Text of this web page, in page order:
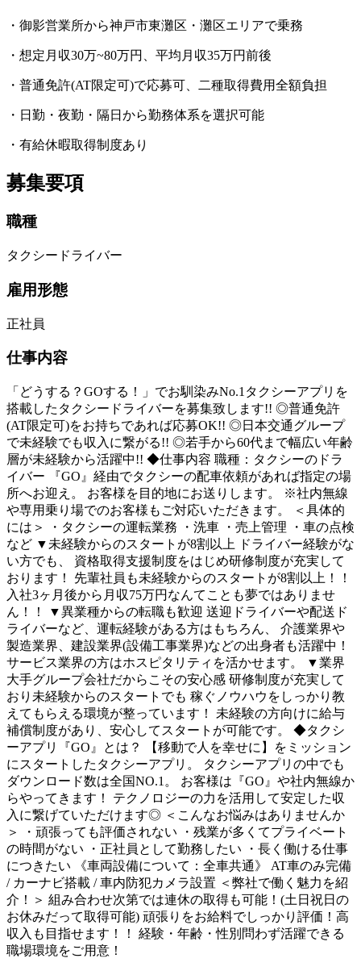
・御影営業所から神戸市東灘区・灘区エリアで乗務
・想定月収30万~80万円、平均月収35万円前後
・普通免許(AT限定可)で応募可、二種取得費用全額負担
・日勤・夜勤・隔日から勤務体系を選択可能
・有給休暇取得制度あり
募集要項
職種
タクシードライバー
雇用形態
正社員
仕事内容
「どうする？GOする！」でお馴染みNo.1タクシーアプリを
搭載したタクシードライバーを募集致します!! ◎普通免許
(AT限定可)をお持ちであれば応募OK!! ◎日本交通グループ
で未経験でも収入に繋がる!! ◎若手から60代まで幅広い年齢
層が未経験から活躍中!! ◆仕事内容 職種：タクシーのドラ
イバー 『GO』経由でタクシーの配車依頼があれば指定の場
所へお迎え。 お客様を目的地にお送りします。 ※社内無線
や専用乗り場でのお客様もご対応いただきます。 ＜具体的
には＞ ・タクシーの運転業務 ・洗車 ・売上管理 ・車の点検
など ▼未経験からのスタートが8割以上 ドライバー経験がな
い方でも、 資格取得支援制度をはじめ研修制度が充実して
おります！ 先輩社員も未経験からのスタートが8割以上！！
入社3ヶ月後から月収75万円なんてことも夢ではありませ
ん！！ ▼異業種からの転職も歓迎 送迎ドライバーや配送ド
ライバーなど、運転経験がある方はもちろん、 介護業界や
製造業界、建設業界(設備工事業界)などの出身者も活躍中！
サービス業界の方はホスピタリティを活かせます。 ▼業界
大手グループ会社だからこその安心感 研修制度が充実して
おり未経験からのスタートでも 稼ぐノウハウをしっかり教
えてもらえる環境が整っています！ 未経験の方向けに給与
補償制度があり、安心してスタートが可能です。 ◆タクシ
ーアプリ『GO』とは？ 【移動で人を幸せに】をミッション
にスタートしたタクシーアプリ。 タクシーアプリの中でも
ダウンロード数は全国NO.1。 お客様は『GO』や社内無線か
らやってきます！ テクノロジーの力を活用して安定した収
入に繋げていただけます◎ ＜こんなお悩みはありませんか
＞ ・頑張っても評価されない ・残業が多くてプライベート
の時間がない ・正社員として勤務したい ・長く働ける仕事
につきたい 《車両設備について：全車共通》 AT車のみ完備
/ カーナビ搭載 / 車内防犯カメラ設置 ＜弊社で働く魅力を紹
介！＞ 組み合わせ次第では連休の取得も可能！(土日祝日の
お休みだって取得可能) 頑張りをお給料でしっかり評価！高
収入も目指せます！！ 経験・年齢・性別問わず活躍できる
職場環境をご用意！